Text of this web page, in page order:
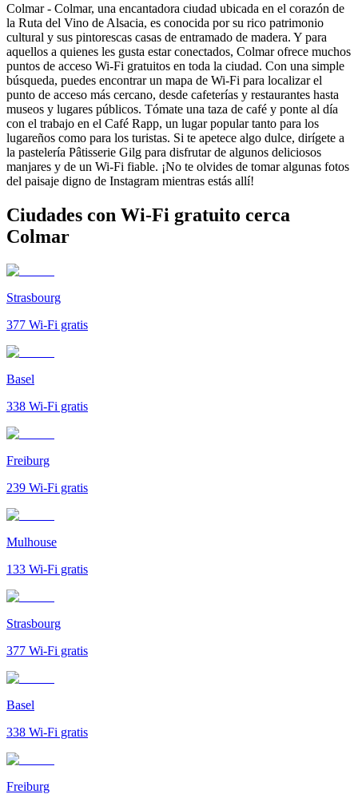
Colmar- Colmar, una encantadora ciudad ubicada en el corazón de
la Ruta del Vino de Alsacia, es conocida por su rico patrimonio
cultural y sus pintorescas casas de entramado de madera. Y para
aquellos a quienes les gusta estar conectados, Colmar ofrece muchos
puntos de acceso Wi-Fi gratuitos en toda la ciudad. Con una simple
búsqueda, puedes encontrar un mapa de Wi-Fi para localizar el
punto de acceso más cercano, desde cafeterías y restaurantes hasta
museos y lugares públicos. Tómate una taza de café y ponte al día
con el trabajo en el Café Rapp, un lugar popular tanto para los
lugareños como para los turistas. Si te apetece algo dulce, dirígete a
la pastelería Pâtisserie Gilg para disfrutar de algunos deliciosos
manjares y de un Wi-Fi fiable. ¡No te olvides de tomar algunas fotos
del paisaje digno de Instagram mientras estás allí!
Ciudades con Wi-Fi gratuito cerca
Colmar
Strasbourg
377 Wi-Fi gratis
Basel
338 Wi-Fi gratis
Freiburg
239 Wi-Fi gratis
Mulhouse
133 Wi-Fi gratis
Strasbourg
377 Wi-Fi gratis
Basel
338 Wi-Fi gratis
Freiburg